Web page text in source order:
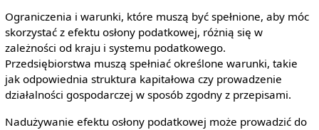
Ograniczenia i warunki, które muszą być spełnione, aby móc
skorzystać z efektu osłony podatkowej, różnią się w
zależności od kraju i systemu podatkowego.
Przedsiębiorstwa muszą spełniać określone warunki, takie
jak odpowiednia struktura kapitałowa czy prowadzenie
działalności gospodarczej w sposób zgodny z przepisami.
Nadużywanie efektu osłony podatkowej może prowadzić do